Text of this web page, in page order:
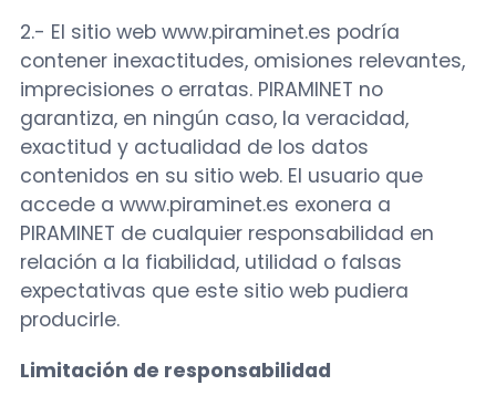
2.- El sitio web www.piraminet.es podría
contener inexactitudes, omisiones relevantes,
imprecisiones o erratas. PIRAMINET no
garantiza, en ningún caso, la veracidad,
exactitud y actualidad de los datos
contenidos en su sitio web. El usuario que
accede a www.piraminet.es exonera a
PIRAMINET de cualquier responsabilidad en
relación a la fiabilidad, utilidad o falsas
expectativas que este sitio web pudiera
producirle.
Limitación de responsabilidad